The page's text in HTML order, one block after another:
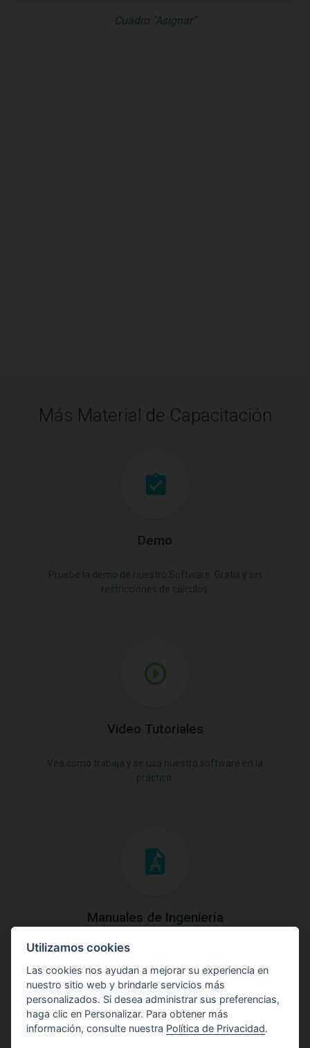
Cuadro "Asignar"
Más Material de Capacitación
Demo
Video Tutoriales
Manuales de Ingeniería
Descargue los Manuales de Ingeniería con las teorías y
explicaciones prácticas del uso de software.
Utilizamos cookies
Las cookies nos ayudan a mejorar su experiencia en
nuestro sitio web y brindarle servicios más
personalizados. Si desea administrar sus preferencias,
haga clic en Personalizar. Para obtener más
información, consulte nuestra Política de Privacidad.